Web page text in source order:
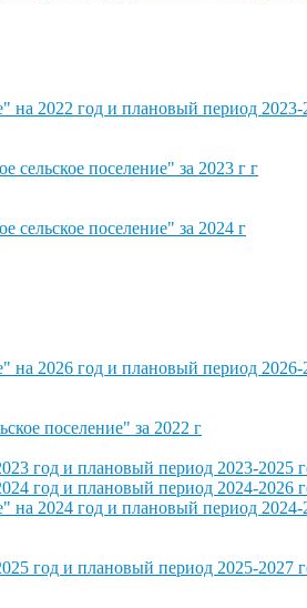
2022 год и плановый период 2023-
поселение" за 2023 г г
поселение" за 2024 г
2026 год и плановый период 2026-
поселение" за 2022 г
год и плановый период 2023-2025
год и плановый период 2024-2026
2024 год и плановый период 2024-
год и плановый период 2025-2027